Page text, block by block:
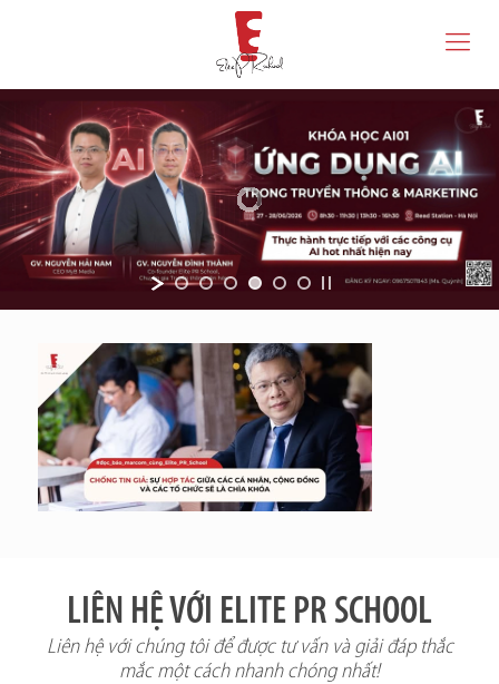
LIÊN HỆ VỚI ELITE PR SCHOOL
Liên hệ với chúng tôi để được tư vấn và giải đáp thắc
mắc một cách nhanh chóng nhất!